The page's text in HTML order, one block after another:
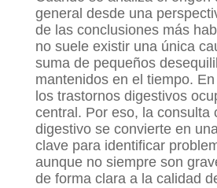
general desde una
de las conclusiones más
no suele existir una única
suma de pequeños
mantenidos en el tiempo.
los trastornos digestivos
central. Por eso, la consulta
digestivo se convierte en
clave para identificar
aunque no siempre son
de forma clara a la calidad